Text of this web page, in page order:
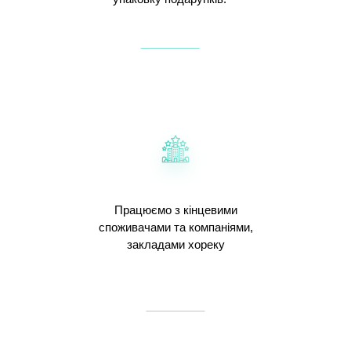
Працюємо з кінцевими
споживачами та компаніями,
закладами хореку